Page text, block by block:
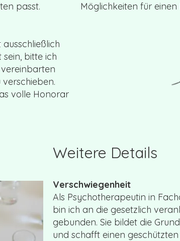
passt.
sein, bitte ich
volle Honorar
Möglichkeiten für einen
Weitere Details
Verschwiegenheit
Als Psychotherapeutin in
bin ich an die gesetzlich
gebunden. Sie bildet die
und schafft einen